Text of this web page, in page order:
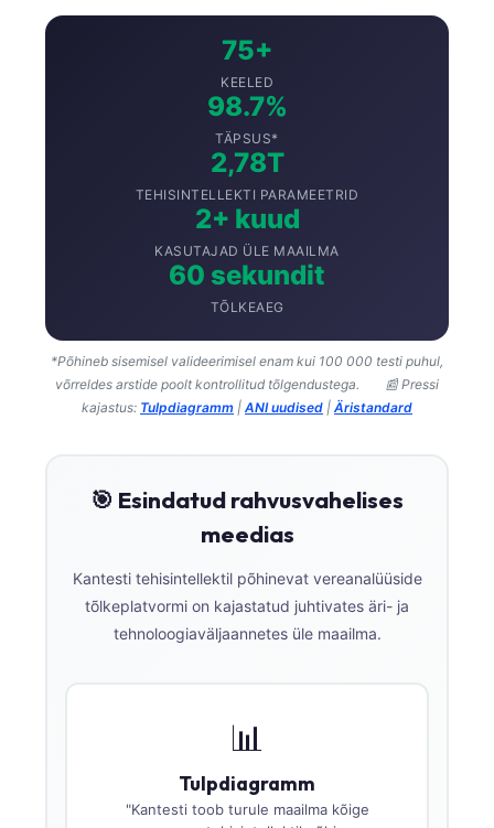
75+
KEELED
98.7%
TÄPSUS*
2,78T
TEHISINTELLEKTI PARAMEETRID
2+ kuud
KASUTAJAD ÜLE MAAILMA
60 sekundit
TÕLKEAEG
*Põhineb sisemisel valideerimisel enam kui 100 000 testi puhul,
võrreldes arstide poolt kontrollitud tõlgendustega.
📰 Pressi
kajastus: Tulpdiagramm | ANI uudised | Äristandard
🎯 Esindatud rahvusvahelises
meedias
Kantesti tehisintellektil põhinevat vereanalüüside
tõlkeplatvormi on kajastatud juhtivates äri- ja
tehnoloogiaväljaannetes üle maailma.
📊
Tulpdiagramm
"Kantesti toob turule maailma kõige